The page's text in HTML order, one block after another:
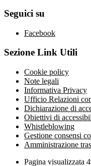
Seguici su
Facebook
Sezione Link Utili
Cookie policy
Note legali
Informativa Privacy
Ufficio Relazioni
Dichiarazione di
Obiettivi di
Whistleblowing
Gestione consensi
Amministrazione
Pagina visualizzata